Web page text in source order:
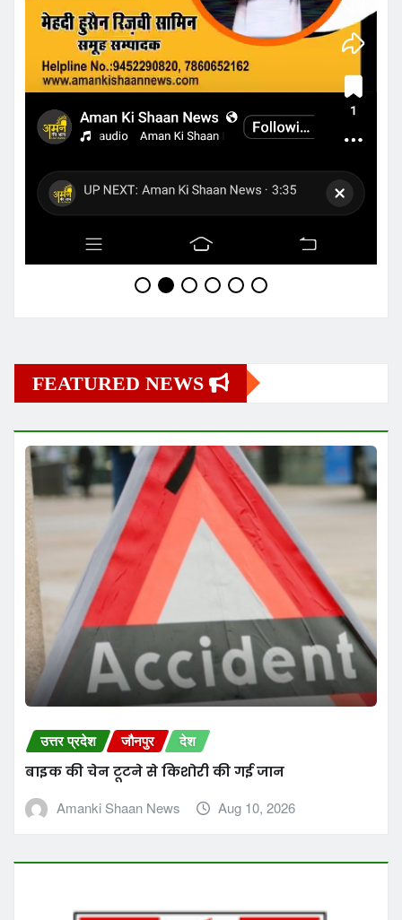
FEATURED NEWS
उत्तर प्रदेश जौनपुर देश
बाइक की चेन टूटने से किशोरी की गई जान
Amanki Shaan News
Aug 10, 2026